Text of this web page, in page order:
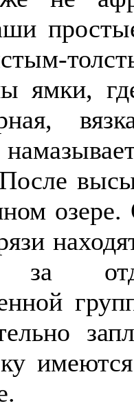
ямки,
озере.
за